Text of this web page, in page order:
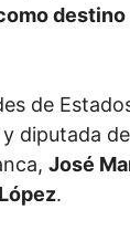
de
diputada
José
.